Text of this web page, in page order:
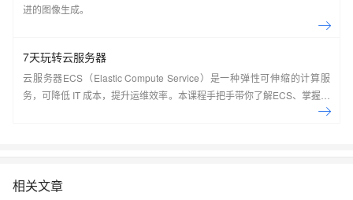
进的图像生成。
7天玩转云服务器
云服务器ECS（Elastic Compute Service）是一种弹性可伸缩的计算服
务，可降低 IT 成本，提升运维效率。本课程手把手带你了解ECS、掌握基
本操作、动手实操快照管理、镜像管理等。了解产品详
相关文章